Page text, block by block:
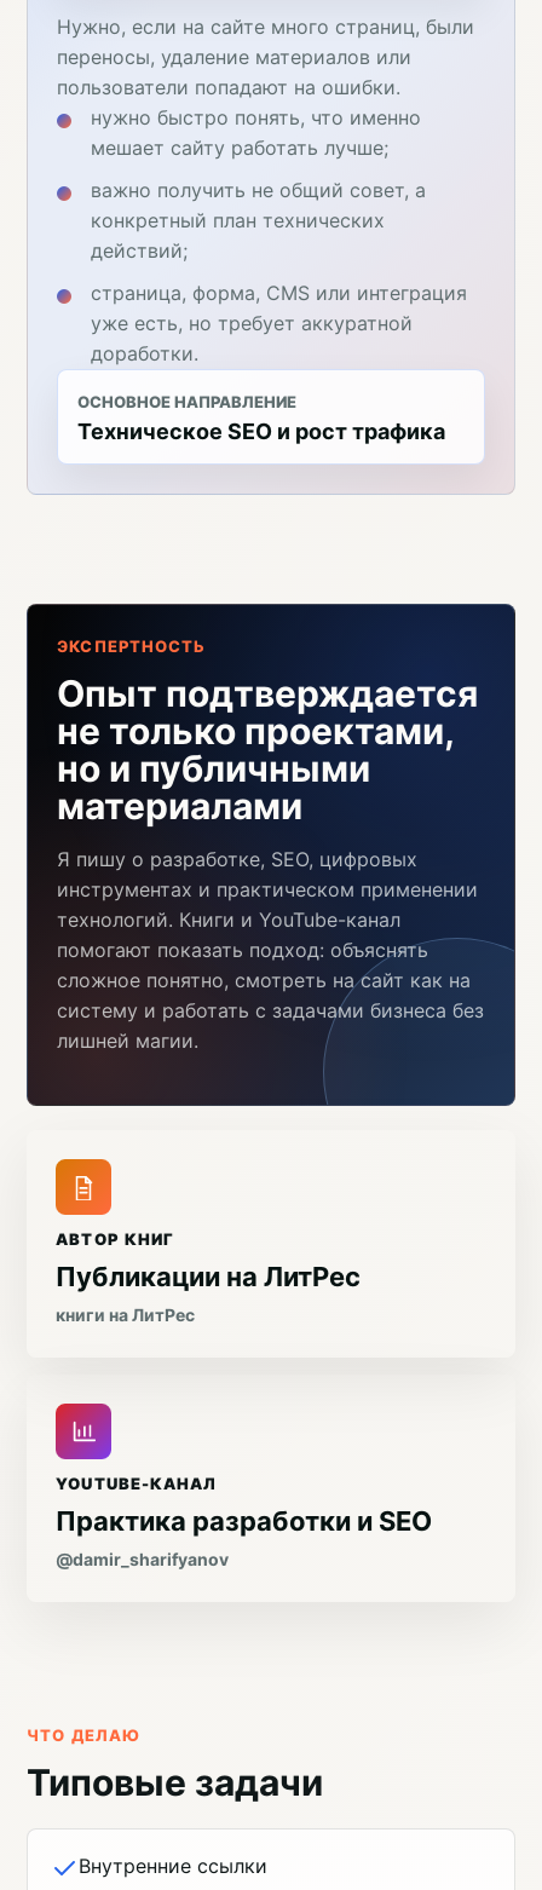
Нужно, если на сайте много страниц, были
переносы, удаление материалов или
пользователи попадают на ошибки.
нужно быстро понять, что именно
мешает сайту работать лучше;
важно получить не общий совет, а
конкретный план технических
действий;
страница, форма, CMS или интеграция
уже есть, но требует аккуратной
доработки.
ОСНОВНОЕ НАПРАВЛЕНИЕ
Техническое SEO и рост трафика
ЭКСПЕРТНОСТЬ
Опыт подтверждается
не только проектами,
но и публичными
материалами
Я пишу о разработке, SEO, цифровых
инструментах и практическом применении
технологий. Книги и YouTube-канал
помогают показать подход: объяснять
сложное понятно, смотреть на сайт как на
систему и работать с задачами бизнеса без
лишней магии.
АВТОР КНИГ
Публикации на ЛитРес
книги на ЛитРес
YOUTUBE-КАНАЛ
Практика разработки и SEO
@damir_sharifyanov
ЧТО ДЕЛАЮ
Типовые задачи
Внутренние ссылки